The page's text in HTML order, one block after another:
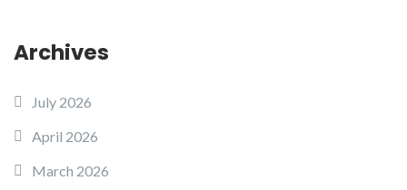
Archives
July 2026
April 2026
March 2026